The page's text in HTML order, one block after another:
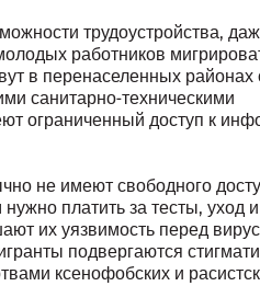
трудоустройства,
работников
в перенаселенных районах
санитарно-техническими
ограниченный доступ к
не имеют свободного
платить за тесты, уход и
их уязвимость перед
подвергаются
ксенофобских и